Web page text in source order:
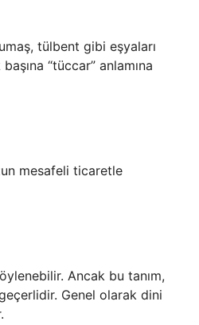
tülbent gibi eşyaları
“tüccar” anlamına
mesafeli ticaretle
Ancak bu tanım,
Genel olarak dini